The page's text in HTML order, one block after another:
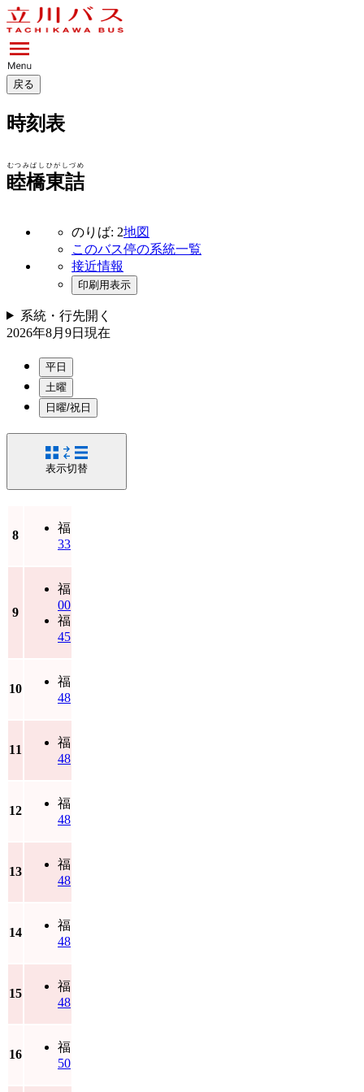
戻る
時刻表
睦橋東詰
むつみばしひがしづめ
のりば: 2地図
このバス停の系統一覧
接近情報
印刷用表示
系統・行先開く
2026年8月9日 現在
平日
土曜
日曜/祝日
表示切替
8
福
33
9
福
00
福
45
10
福
48
11
福
48
12
福
48
13
福
48
14
福
48
15
福
48
16
福
50